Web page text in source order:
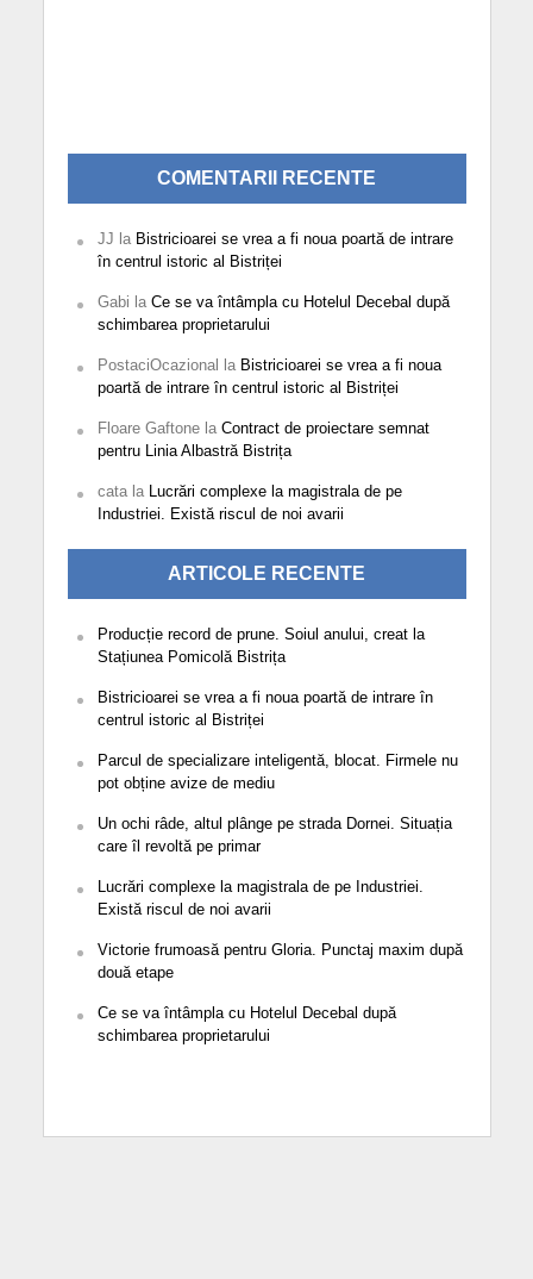
COMENTARII RECENTE
JJ la Bistricioarei se vrea a fi noua poartă de intrare
în centrul istoric al Bistriței
Gabi la Ce se va întâmpla cu Hotelul Decebal după
schimbarea proprietarului
PostaciOcazional la Bistricioarei se vrea a fi noua
poartă de intrare în centrul istoric al Bistriței
Floare Gaftonela Contract de proiectare semnat
pentru Linia Albastră Bistrița
catala
Lucrări complexe la magistrala de pe
Industriei. Există riscul de noi avarii
ARTICOLE RECENTE
Producție record de prune. Soiul anului, creat la
Stațiunea Pomicolă Bistrița
Bistricioarei se vrea a fi noua poartă de intrare în
centrul istoric al Bistriței
Parcul de specializare inteligentă, blocat. Firmele nu
pot obține avize de mediu
Un ochi râde, altul plânge pe strada Dornei. Situația
care îl revoltă pe primar
Lucrări complexe la magistrala de pe Industriei.
Există riscul de noi avarii
Victorie frumoasă pentru Gloria. Punctaj maxim după
două etape
Ce se va întâmpla cu Hotelul Decebal după
schimbarea proprietarului